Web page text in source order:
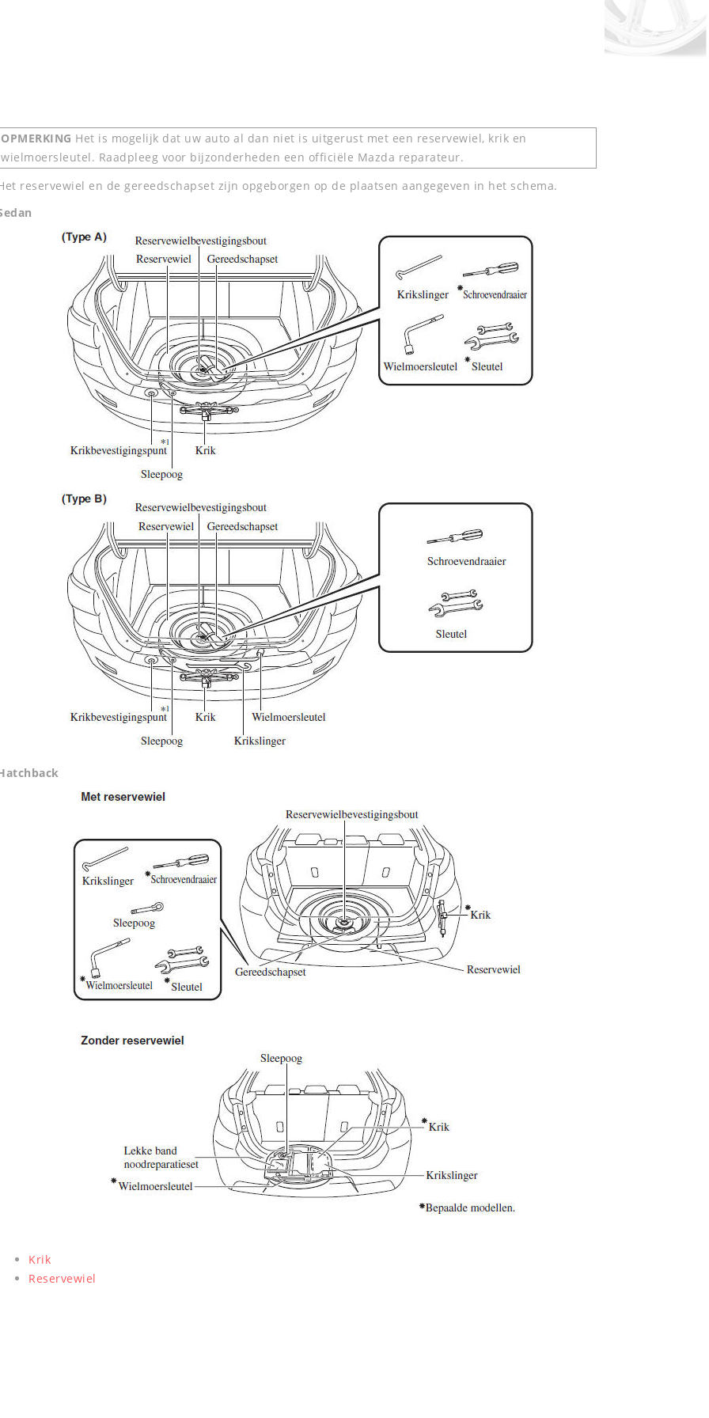
OPMERKING Het is mogelijk dat uw auto al dan niet is uitgerust met een reservewiel, krik en
wielmoersleutel. Raadpleeg voor bijzonderheden een officiële Mazda reparateur.
reservewiel en de gereedschapset zijn opgeborgen op de plaatsen aangegeven in het schema.
Krik
Reservewiel